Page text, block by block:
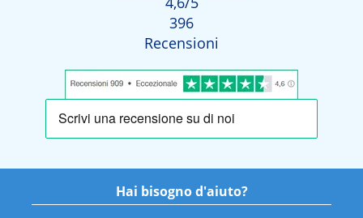
396
Recensioni
Hai bisogno d'aiuto?